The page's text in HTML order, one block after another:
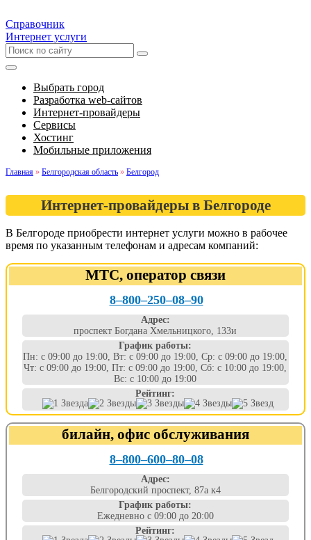
Справочник
Интернет услуги
Выбрать город
Разработка web-сайтов
Интернет-провайдеры
Сервисы
Хостинг
Мобильные приложения
Главная » Белгородская область » Белгород
Интернет-провайдеры в Белгороде
В Белгороде приобрести интернет услуги можно в рабочее
время по указанным телефонам и адресам компаний:
МТС, оператор связи
8‒800‒250‒08‒90
Адрес:
проспект Богдана Хмельницкого, 133и
График работы:
Пн: с 09:00 до 19:00, Вт: с 09:00 до 19:00, Ср: с 09:00 до 19:00,
Чт: с 09:00 до 19:00, Пт: с 09:00 до 19:00, Сб: с 10:00 до 19:00,
Вс: с 10:00 до 19:00
Рейтинг:
билайн, офис обслуживания
8‒800‒600‒80‒08
Адрес:
Белгородский проспект, 87а к4
График работы:
Ежедневно с 09:00 до 20:00
Рейтинг: